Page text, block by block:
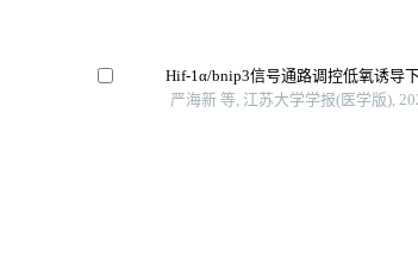
Hif-1α/bnip3信号通路调控低氧诱导
严海新 等, 江苏大学学报(医学版),